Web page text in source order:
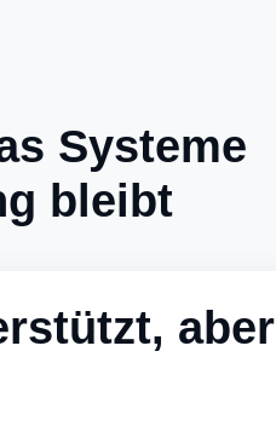
Systeme
bleibt
aber